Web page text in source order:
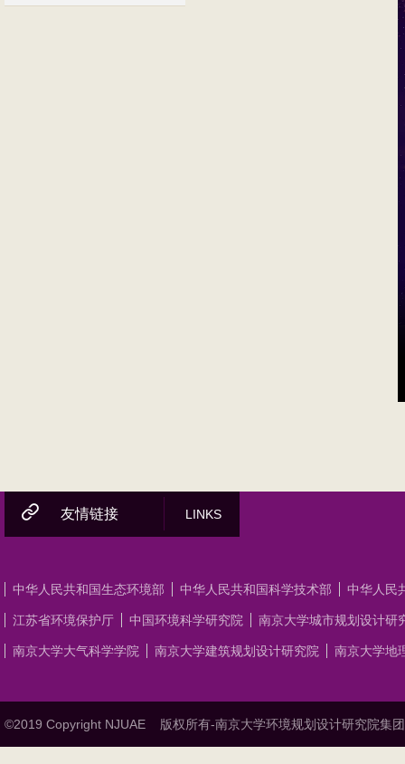
友情链接 LINKS
中华人民共和国生态环境部 中华人民共和国科学技术部 中华人民
江苏省环境保护厅 中国环境科学研究院 南京大学城市规划设计研
南京大学大气科学学院 南京大学建筑规划设计研究院 南京大学地
©2019 Copyright NJUAE 版权所有-南京大学环境规划设计研究院集